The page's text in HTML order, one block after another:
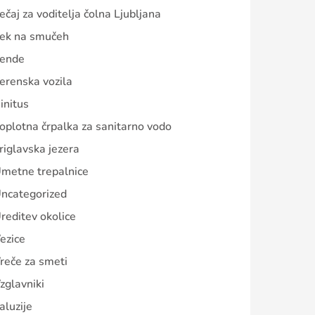
za voditelja čolna Ljubljana
na smučeh
vozila
črpalka za sanitarno vodo
jezera
trepalnice
okolice
za smeti